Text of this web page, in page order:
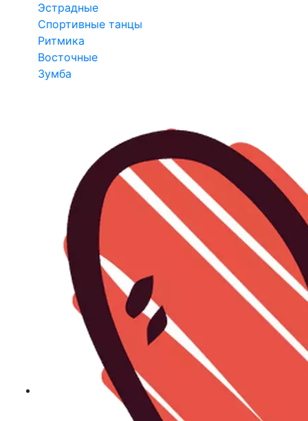
Эстрадные
Спортивные танцы
Ритмика
Восточные
Зумба